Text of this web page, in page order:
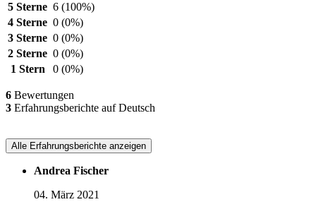
5 Sterne 6 (100%)
4 Sterne 0 (0%)
3 Sterne 0 (0%)
2 Sterne 0 (0%)
1 Stern
0 (0%)
6 Bewertungen
3 Erfahrungsberichte auf Deutsch
Alle Erfahrungsberichte anzeigen
Andrea Fischer
04. März 2021